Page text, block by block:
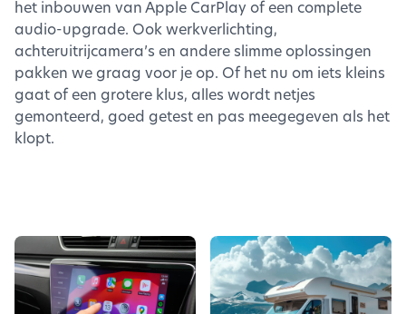
het inbouwen van Apple CarPlay of een complete
audio-upgrade. Ook werkverlichting,
achteruitrijcamera’s en andere slimme oplossingen
pakken we graag voor je op. Of het nu om iets kleins
gaat of een grotere klus, alles wordt netjes
gemonteerd, goed getest en pas meegegeven als het
klopt.